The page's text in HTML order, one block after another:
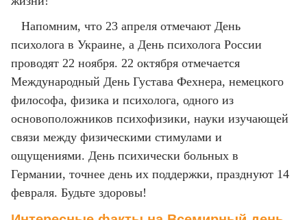
Напомним, что 23 апреля отмечают День
психолога в Украине, а День психолога России
проводят 22 ноября. 22 октября отмечается
Международный День Густава Фехнера, немецкого
философа, физика и психолога, одного из
основоположников психофизики, науки изучающей
связи между физическими стимулами и
ощущениями. День психически больных в
Германии, точнее день их поддержки, празднуют 14
февраля. Будьте здоровы!